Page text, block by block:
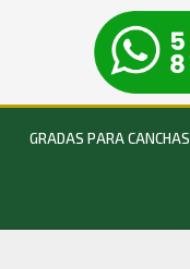
GRADAS PARA CANCHAS